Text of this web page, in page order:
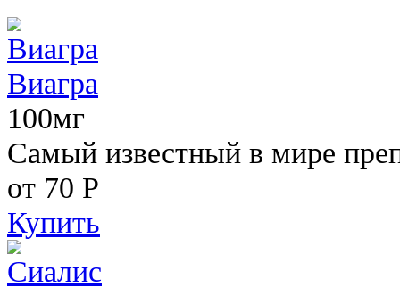
Виагра
100мг
Самый известный в мире
от 70 Р
Купить